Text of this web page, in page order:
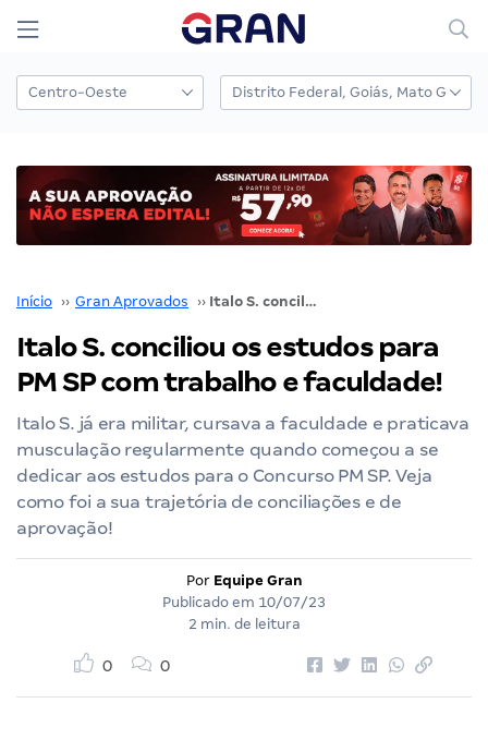
Início ›› Gran Aprovados ›› Italo S. conciliou os estudos para PM SP com trabalho e faculdade!
Italo S. conciliou os estudos para
PM SP com trabalho e faculdade!
Italo S. já era militar, cursava a faculdade e praticava
musculação regularmente quando começou a se
dedicar aos estudos para o Concurso PM SP. Veja
como foi a sua trajetória de conciliações e de
aprovação!
Por Equipe Gran
Publicado em 10/07/23
2 min. de leitura
0 0